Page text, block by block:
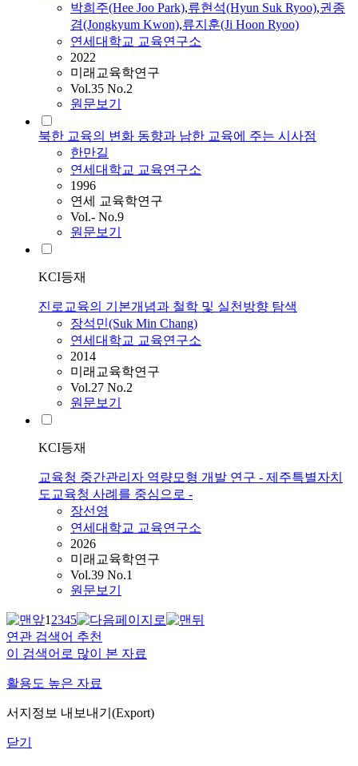
박희주(Hee Joo Park),류현석(Hyun Suk Ryoo),권종
겸(Jongkyum Kwon),류지훈(Ji Hoon Ryoo)
연세대학교 교육연구소
2022
미래교육학연구
Vol.35 No.2
원문보기
북한 교육의 변화 동향과 남한 교육에 주는 시사점
한만길
연세대학교 교육연구소
1996
연세 교육학연구
Vol.- No.9
원문보기
KCI등재
진로교육의 기본개념과 철학 및 실천방향 탐색
장석민(Suk Min Chang)
연세대학교 교육연구소
2014
미래교육학연구
Vol.27 No.2
원문보기
KCI등재
교육청 중간관리자 역량모형 개발 연구 - 제주특별자치
도교육청 사례를 중심으로 -
장선영
연세대학교 교육연구소
2026
미래교육학연구
Vol.39 No.1
원문보기
12345
연관 검색어 추천
이 검색어로 많이 본 자료
활용도 높은 자료
서지정보 내보내기(Export)
닫기